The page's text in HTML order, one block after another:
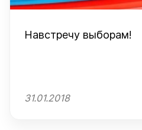
Навстречу выборам!
31.01.2018